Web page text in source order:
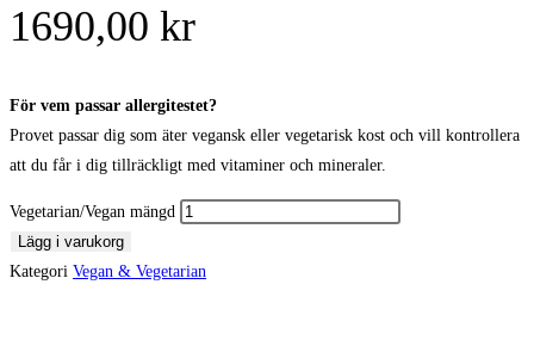
1690,00 kr
För vem passar allergitestet?
Provet passar dig som äter vegansk eller vegetarisk kost och vill kontrollera
att du får i dig tillräckligt med vitaminer och mineraler.
Vegetarian/Vegan mängd
Lägg i varukorg
Kategori Vegan & Vegetarian